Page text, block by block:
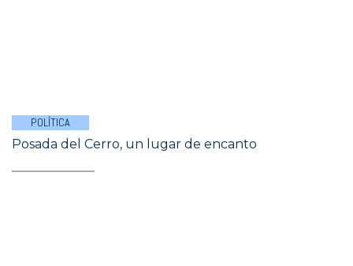
POLÍTICA
Posada del Cerro, un lugar de encanto